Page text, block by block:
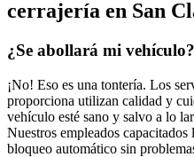
cerrajería en San
¿Se abollará mi vehículo?
¡No! Eso es una tontería. Los
proporciona utilizan calidad y
vehículo esté sano y salvo a lo
Nuestros empleados capacitados
bloqueo automático sin